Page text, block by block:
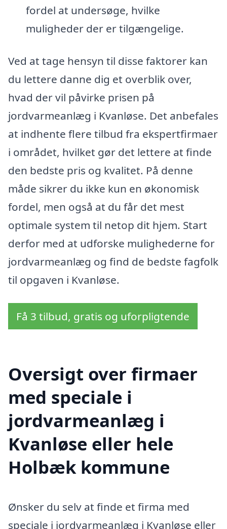
fordel at undersøge, hvilke
muligheder der er tilgængelige.
Ved at tage hensyn til disse faktorer kan
du lettere danne dig et overblik over,
hvad der vil påvirke prisen på
jordvarmeanlæg i Kvanløse. Det anbefales
at indhente flere tilbud fra ekspertfirmaer
i området, hvilket gør det lettere at finde
den bedste pris og kvalitet. På denne
måde sikrer du ikke kun en økonomisk
fordel, men også at du får det mest
optimale system til netop dit hjem. Start
derfor med at udforske mulighederne for
jordvarmeanlæg og find de bedste fagfolk
til opgaven i Kvanløse.
Få 3 tilbud, gratis og uforpligtende
Oversigt over firmaer
med speciale i
jordvarmeanlæg i
Kvanløse eller hele
Holbæk kommune
Ønsker du selv at finde et firma med
speciale i jordvarmeanlæg i Kvanløse eller